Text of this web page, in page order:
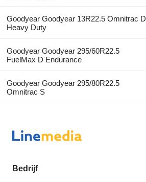
Goodyear Goodyear 13R22.5 Omnitrac D
Heavy Duty
Goodyear Goodyear 295/60R22.5
FuelMax D Endurance
Goodyear Goodyear 295/80R22.5
Omnitrac S
Bedrijf